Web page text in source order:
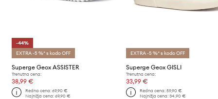
-44%
EXTRA -5 %* s kodo OFF
Superge Geox ASSISTER
Trenutna cena:
38,99 €
Redna cena:69,90 €
Najnižja cena:69,90 €
EXTRA -5 %* s kodo OFF
Superge Geox GISLI
Trenutna cena:
33,99 €
Redna cena: 59,90 €
Najnižja cena: 34,90 €